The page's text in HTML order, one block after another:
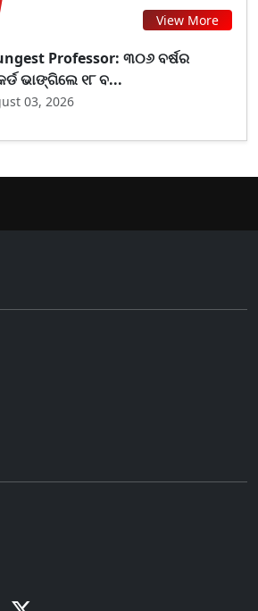
View More
Professor: ୩୦୬ ବର୍ଷର
ଭାଙ୍ଗିଲେ ୧୮ ବ...
03, 2026
Linkedin